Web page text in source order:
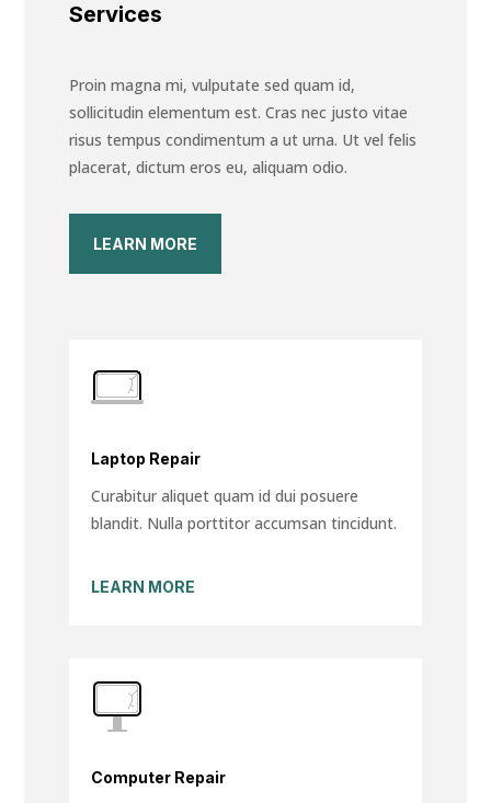
Services
Proin magna mi, vulputate sed quam id,
sollicitudin elementum est. Cras nec justo vitae
risus tempus condimentum a ut urna. Ut vel felis
placerat, dictum eros eu, aliquam odio.
LEARN MORE
Laptop Repair
Curabitur aliquet quam id dui posuere
blandit. Nulla porttitor accumsan tincidunt.
LEARN MORE
Computer Repair